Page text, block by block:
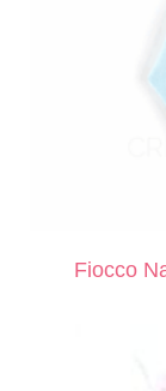
Fiocco